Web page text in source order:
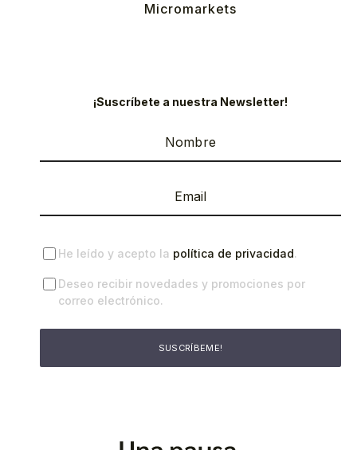
Micromarkets
¡Suscríbete a nuestra Newsletter!
He leído y acepto la política de privacidad.
Deseo recibir novedades y promociones por
correo electrónico.